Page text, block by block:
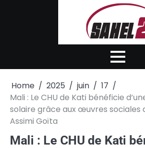
Home 2025 juin
17
Mali : Le CHU de Kati bénéficie
solaire grâce aux œuvres sociales
Assimi Goïta
Mali : Le CHU de Kati